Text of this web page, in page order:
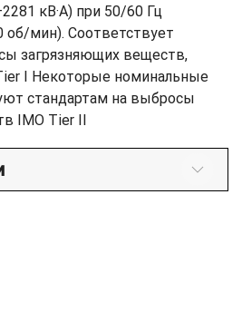
кВ·А) при 50/60 Гц
мин). Соответствует
загрязняющих веществ,
I Некоторые номинальные
стандартам на выбросы
IMO Tier II